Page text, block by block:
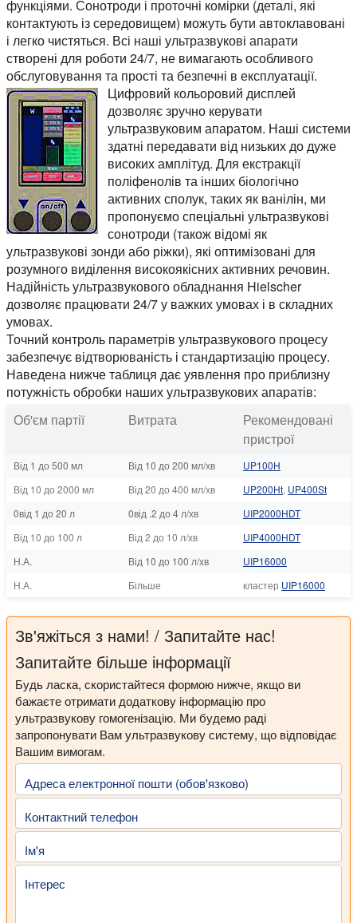
функціями. Сонотроди і проточні комірки (деталі, які
контактують із середовищем) можуть бути автоклавовані
і легко чистяться. Всі наші ультразвукові апарати
створені для роботи 24/7, не вимагають особливого
обслуговування та прості та безпечні в експлуатації.
Цифровий кольоровий дисплей
дозволяє зручно керувати
ультразвуковим апаратом. Наші системи
здатні передавати від низьких до дуже
високих амплітуд. Для екстракції
поліфенолів та інших біологічно
активних сполук, таких як ванілін, ми
пропонуємо спеціальні ультразвукові
сонотроди (також відомі як
ультразвукові зонди або ріжки), які оптимізовані для
розумного виділення високоякісних активних речовин.
Надійність ультразвукового обладнання Hielscher
дозволяє працювати 24/7 у важких умовах і в складних
умовах.
Точний контроль параметрів ультразвукового процесу
забезпечує відтворюваність і стандартизацію процесу.
Наведена нижче таблиця дає уявлення про приблизну
потужність обробки наших ультразвукових апаратів:
Об'єм партії
Витрата
Рекомендовані
пристрої
Від 1 до 500 мл Від 10 до 200 мл/хв
UP100H
Від 10 до 2000 мл
Від 20 до 400 мл/хв UP200Ht, UP400St
0від 1 до 20 л
0від .2 до 4 л/хв
UIP2000HDT
Від 10 до 100 л
Від 2 до 10 л/хв
UIP4000HDT
Н.А.
Від 10 до 100 л/хв
UIP16000
Н.А.
Більше кластер UIP16000
Зв'яжіться з нами! / Запитайте нас!
Запитайте більше інформації
Будь ласка, скористайтеся формою нижче, якщо ви
бажаєте отримати додаткову інформацію про
ультразвукову гомогенізацію. Ми будемо раді
запропонувати Вам ультразвукову систему, що відповідає
Вашим вимогам.
Адреса електронної пошти (обов'язково)
Контактний телефон
Ім'я
Інтерес